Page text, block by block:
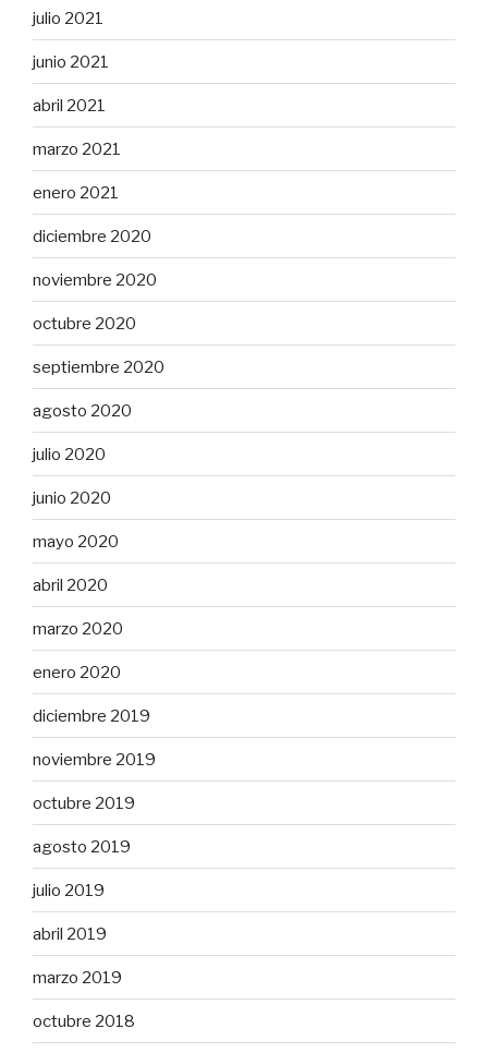
julio 2021
junio 2021
abril 2021
marzo 2021
enero 2021
diciembre 2020
noviembre 2020
octubre 2020
septiembre 2020
agosto 2020
julio 2020
junio 2020
mayo 2020
abril 2020
marzo 2020
enero 2020
diciembre 2019
noviembre 2019
octubre 2019
agosto 2019
julio 2019
abril 2019
marzo 2019
octubre 2018